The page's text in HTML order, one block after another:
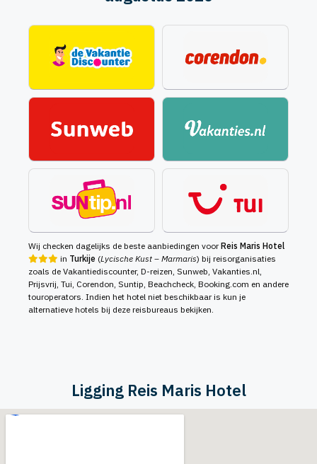
Wij checken dagelijks de beste aanbiedingen voorReis Maris Hotel
in Turkije (Lycische Kust – Marmaris) bij reisorganisaties
zoals de Vakantiediscounter, D-reizen, Sunweb, Vakanties.nl,
Prijsvrij, Tui, Corendon, Suntip, Beachcheck, Booking.com en andere
touroperators. Indien het hotel niet beschikbaar is kun je
alternatieve hotels bij deze reisbureaus bekijken.
Ligging Reis Maris Hotel